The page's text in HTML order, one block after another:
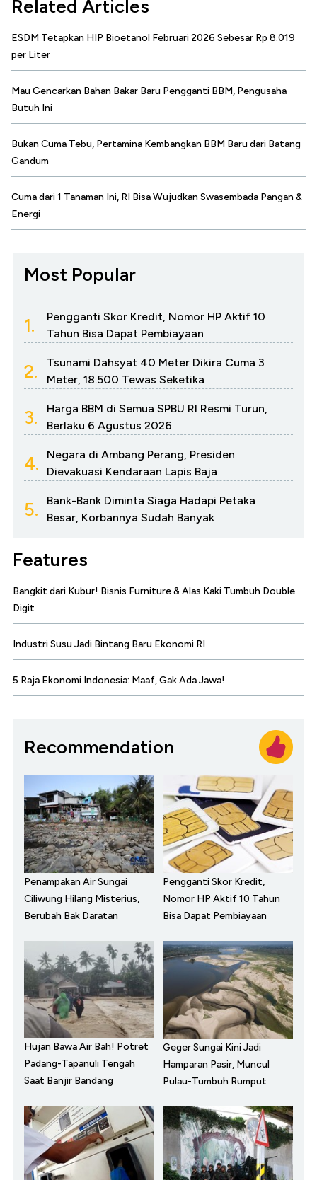
Related Articles
ESDM Tetapkan HIP Bioetanol Februari 2026 Sebesar Rp 8.019
per Liter
Mau Gencarkan Bahan Bakar Baru Pengganti BBM, Pengusaha
Butuh Ini
Bukan Cuma Tebu, Pertamina Kembangkan BBM Baru dari Batang
Gandum
Cuma dari 1 Tanaman Ini, RI Bisa Wujudkan Swasembada Pangan &
Energi
Most Popular
1.
Pengganti Skor Kredit, Nomor HP Aktif 10
Tahun Bisa Dapat Pembiayaan
2.
Tsunami Dahsyat 40 Meter Dikira Cuma 3
Meter, 18.500 Tewas Seketika
3.
Harga BBM di Semua SPBU RI Resmi Turun,
Berlaku 6 Agustus 2026
4.
Negara di Ambang Perang, Presiden
Dievakuasi Kendaraan Lapis Baja
5.
Bank-Bank Diminta Siaga Hadapi Petaka
Besar, Korbannya Sudah Banyak
Features
Bangkit dari Kubur! Bisnis Furniture & Alas Kaki Tumbuh Double
Digit
Industri Susu Jadi Bintang Baru Ekonomi RI
5 Raja Ekonomi Indonesia: Maaf, Gak Ada Jawa!
Recommendation
Penampakan Air Sungai
Ciliwung Hilang Misterius,
Berubah Bak Daratan
Pengganti Skor Kredit,
Nomor HP Aktif 10 Tahun
Bisa Dapat Pembiayaan
Hujan Bawa Air Bah! Potret
Padang-Tapanuli Tengah
Saat Banjir Bandang
Geger Sungai Kini Jadi
Hamparan Pasir, Muncul
Pulau-Tumbuh Rumput